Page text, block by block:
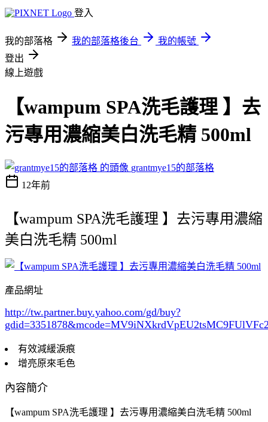
登入
我的部落格 我的部落格後台
我的帳號
登出
線上遊戲
【wampum SPA洗毛護理 】去
污專用濃縮美白洗毛精 500ml
grantmye15的部落格
12年前
【wampum SPA洗毛護理 】去污專用濃縮
美白洗毛精 500ml
產品網址
http://tw.partner.buy.yahoo.com/gd/buy?
gdid=3351878
有效減緩淚痕
增亮原來毛色
內容簡介
【wampum SPA洗毛護理 】去污專用濃縮美白洗毛精 500ml